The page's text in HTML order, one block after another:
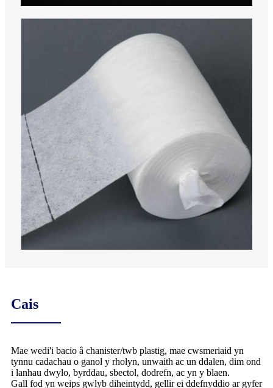
Cais
Mae wedi'i bacio â chanister/twb plastig, mae cwsmeriaid yn
tynnu cadachau o ganol y rholyn, unwaith ac un ddalen, dim ond
i lanhau dwylo, byrddau, sbectol, dodrefn, ac yn y blaen.
Gall fod yn weips gwlyb diheintydd, gellir ei ddefnyddio ar gyfer